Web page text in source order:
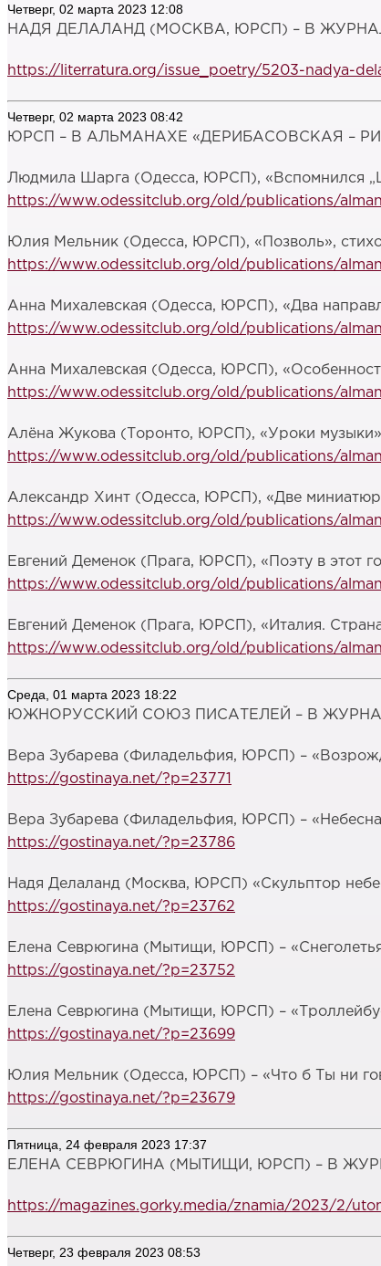
Четверг, 02 марта 2023 12:08
НАДЯ ДЕЛАЛАНД (МОСКВА, ЮРСП) – В
https://literratura.org/issue_poetry/5203-nadya-
Четверг, 02 марта 2023 08:42
ЮРСП – В АЛЬМАНАХЕ «ДЕРИБАСОВСКАЯ –
Людмила Шарга (Одесса, ЮРСП), «Вспомнился
https://www.odessitclub.org/old/publications/
Юлия Мельник (Одесса, ЮРСП), «Позволь»,
https://www.odessitclub.org/old/publications/
Анна Михалевская (Одесса, ЮРСП), «Два
https://www.odessitclub.org/old/publications/
Анна Михалевская (Одесса, ЮРСП),
https://www.odessitclub.org/old/publications/
Алёна Жукова (Торонто, ЮРСП), «Уроки
https://www.odessitclub.org/old/publications/
Александр Хинт (Одесса, ЮРСП), «Две
https://www.odessitclub.org/old/publications/
Евгений Деменок (Прага, ЮРСП), «Поэту в этот
https://www.odessitclub.org/old/publications/
Евгений Деменок (Прага, ЮРСП), «Италия.
https://www.odessitclub.org/old/publications/
Среда, 01 марта 2023 18:22
ЮЖНОРУССКИЙ СОЮЗ ПИСАТЕЛЕЙ – В
Вера Зубарева (Филадельфия, ЮРСП) –
https://gostinaya.net/?p=23771
Вера Зубарева (Филадельфия, ЮРСП) –
https://gostinaya.net/?p=23786
Надя Делаланд (Москва, ЮРСП) «Скульптор
https://gostinaya.net/?p=23762
Елена Севрюгина (Мытищи, ЮРСП) –
https://gostinaya.net/?p=23752
Елена Севрюгина (Мытищи, ЮРСП) –
https://gostinaya.net/?p=23699
Юлия Мельник (Одесса, ЮРСП) – «Что б Ты ни
https://gostinaya.net/?p=23679
Пятница, 24 февраля 2023 17:37
ЕЛЕНА СЕВРЮГИНА (МЫТИЩИ, ЮРСП) – В
https://magazines.gorky.media/znamia/2023/2/
Четверг, 23 февраля 2023 08:53